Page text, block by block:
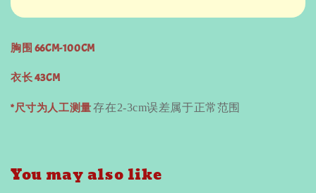
胸围 66CM-100CM
衣长 43CM
*尺寸为人工测量存在2-3cm误差属于正常范围
You may also like